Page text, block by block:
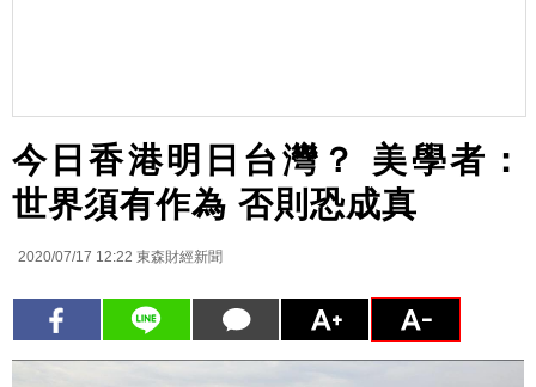
今日香港明日台灣？ 美學者：
世界須有作為 否則恐成真
2020/07/17 12:22 東森財經新聞